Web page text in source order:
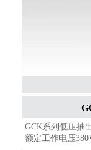
GCK系列低压抽
额定工作电压